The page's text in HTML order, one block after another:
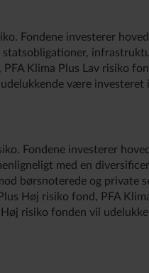
Fondene investerer
Klima Plus Lav risiko
være
Fondene investerer
med en
børsnoterede og private
Høj risiko fond, PFA
risiko fonden vil